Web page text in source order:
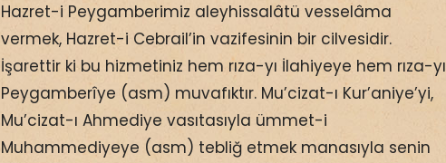
Hazret-i Peygamberimiz aleyhissalâtü vesselâma
vermek, Hazret-i Cebrail’in vazifesinin bir cilvesidir.
İşarettir ki bu hizmetiniz hem rıza-yı İlahiyeye hem rıza-yı
Peygamberîye (asm) muvafıktır. Mu’cizat-ı Kur’aniye’yi,
Mu’cizat-ı Ahmediye vasıtasıyla ümmet-i
Muhammediyeye (asm) tebliğ etmek manasıyla senin